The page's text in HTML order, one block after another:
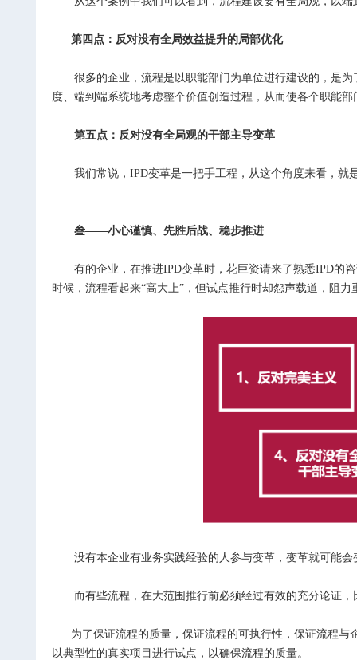
第四点：反对没有全局效益提升的局部优化
很多的企业，流程是以职能部门为单位进行建设的，是为
度、端到端系统地考虑整个价值创造过程，从而使各个职能
第五点：反对没有全局观的干部主导变革
我们常说，IPD变革是一把手工程，从这个角度来看，就
叁——小心谨慎、先胜后战、稳步推进
有的企业，在推进IPD变革时，花巨资请来了熟悉IPD的咨
时候，流程看起来“高大上”，但试点推行时却怨声载道，阻
没有本企业有业务实践经验的人参与变革，变革就可能会
而有些流程，在大范围推行前必须经过有效的充分论证，
为了保证流程的质量，保证流程的可执行性，保证流程与
以典型性的真实项目进行试点，以确保流程的质量。